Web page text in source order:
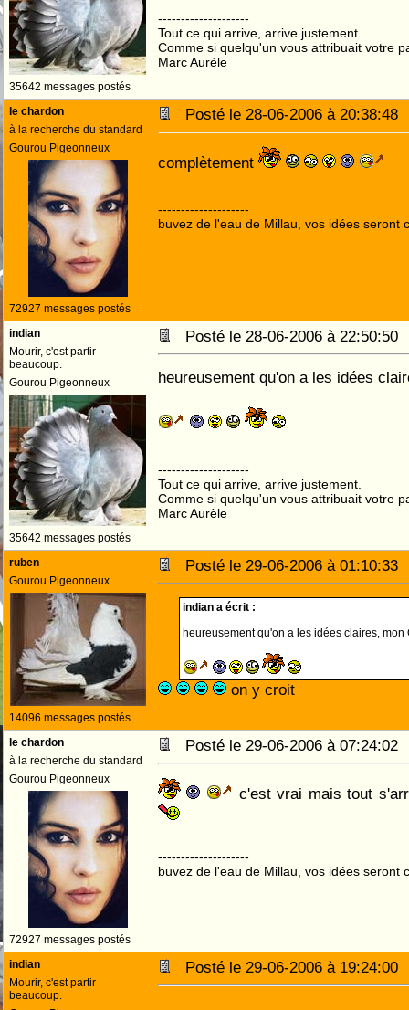
35642 messages postés
--------------------
Tout ce qui arrive, arrive justement.
Comme si quelqu'un vous attribuait votre
Marc Aurèle
le chardon
à la recherche du standard
Gourou Pigeonneux
72927 messages postés
Posté le 28-06-2006 à
complètement
--------------------
buvez de l'eau de Millau, vos idées seront
indian
Mourir, c'est partir
beaucoup.
Gourou Pigeonneux
35642 messages postés
Posté le 28-06-2006 à
heureusement qu'on a les idées
--------------------
Tout ce qui arrive, arrive justement.
Comme si quelqu'un vous attribuait votre
Marc Aurèle
ruben
Gourou Pigeonneux
14096 messages postés
Posté le 29-06-2006 à
indian a écrit :
heureusement qu'on a les idées claires, mon
on y croit
le chardon
à la recherche du standard
Gourou Pigeonneux
72927 messages postés
Posté le 29-06-2006 à
c'est vrai mais tout
--------------------
buvez de l'eau de Millau, vos idées seront
indian
Mourir, c'est partir
beaucoup.
Posté le 29-06-2006 à